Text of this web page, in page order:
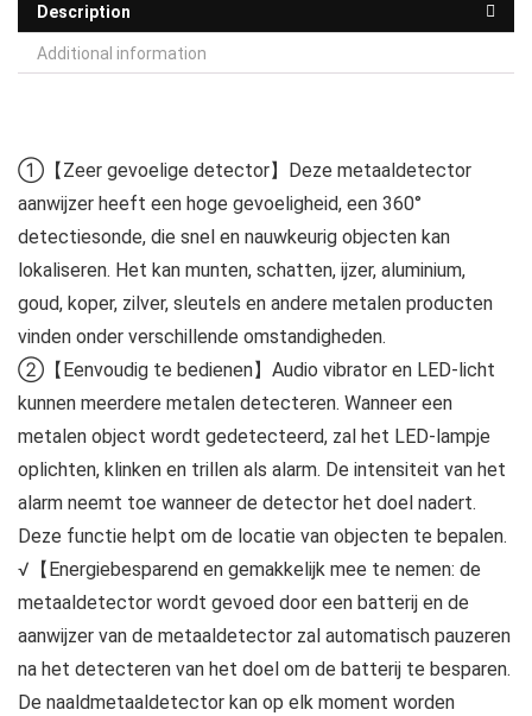
Description
Additional information
①【Zeer gevoelige detector】Deze metaaldetector
aanwijzer heeft een hoge gevoeligheid, een 360°
detectiesonde, die snel en nauwkeurig objecten kan
lokaliseren. Het kan munten, schatten, ijzer, aluminium,
goud, koper, zilver, sleutels en andere metalen producten
vinden onder verschillende omstandigheden.
②【Eenvoudig te bedienen】Audio vibrator en LED-licht
kunnen meerdere metalen detecteren. Wanneer een
metalen object wordt gedetecteerd, zal het LED-lampje
oplichten, klinken en trillen als alarm. De intensiteit van het
alarm neemt toe wanneer de detector het doel nadert.
Deze functie helpt om de locatie van objecten te bepalen.
√【Energiebesparend en gemakkelijk mee te nemen: de
metaaldetector wordt gevoed door een batterij en de
aanwijzer van de metaaldetector zal automatisch pauzeren
na het detecteren van het doel om de batterij te besparen.
De naaldmetaaldetector kan op elk moment worden